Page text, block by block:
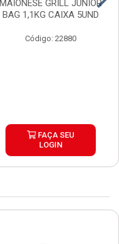
MAIONESE GRILL JUNIOR
BAG 1,1KG CAIXA 5UND
Código: 22880
FAÇA SEU
LOGIN